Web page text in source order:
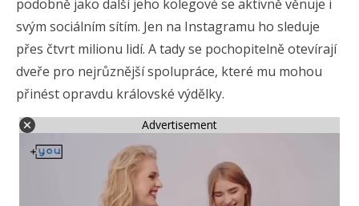
podobně jako další jeho kolegové se aktivně věnuje i
svým sociálním sítím. Jen na Instagramu ho sleduje
přes čtvrt milionu lidí. A tady se pochopitelně otevírají
dveře pro nejrůznější spolupráce, které mu mohou
přinést opravdu královské výdělky.
Advertisement